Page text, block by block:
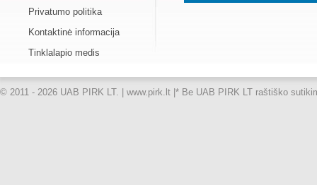
Privatumo politika
Kontaktinė informacija
Tinklalapio medis
© 2011 - 2026 UAB PIRK LT. | www.pirk.lt | * Be UAB PIRK LT raštiško